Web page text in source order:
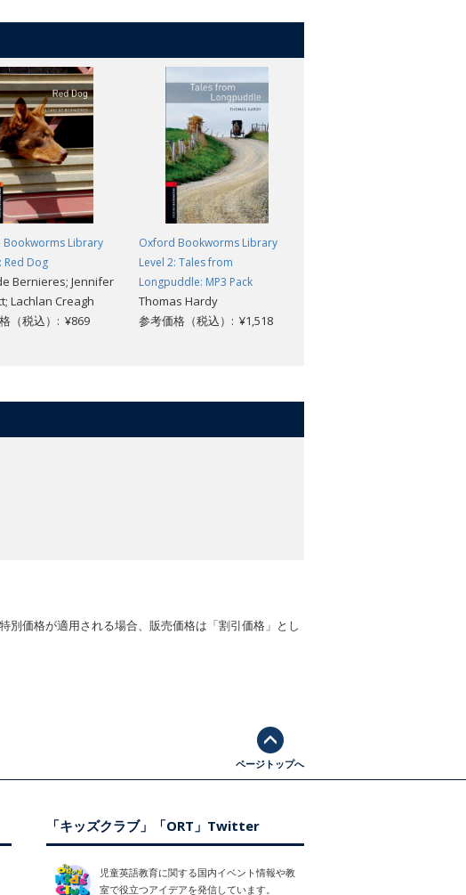
Bookworms Library
Red Dog
Bernieres; Jennifer
Lachlan Creagh
（税込）: ¥869
Oxford Bookworms Library
Level 2: Tales from
Longpuddle: MP3 Pack
Thomas Hardy
参考価格（税込）: ¥1,518
別価格が適用される場合、販売価格は「割引価格」とし
ページトップへ
「キッズクラブ」「ORT」Twitter
児童英語教育に関する国内イベント情報や教
室で役立つアイデアを発信しています。